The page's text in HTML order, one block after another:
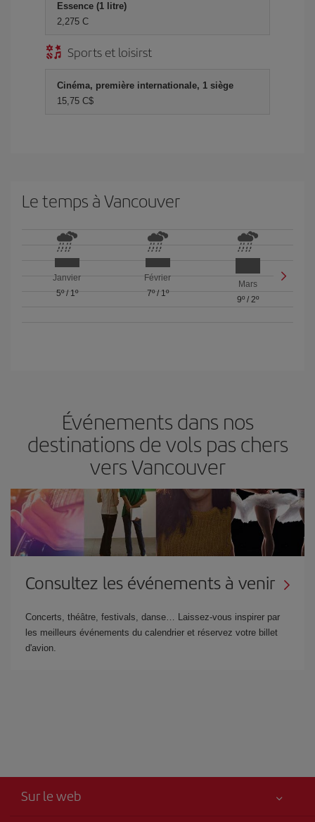
Essence (1 litre)
2,275 C
Sports et loisirst
Cinéma, première internationale, 1 siège
15,75 C$
Le temps à Vancouver
Janvier
5º/ 1º
Février
7º/ 1º
Mars
9º /2º
Événements dans nos
destinations de vols pas chers
vers Vancouver
Consultez les événements à venir
Concerts, théâtre, festivals, danse… Laissez-vous inspirer par
les meilleurs événements du calendrier et réservez votre billet
d'avion.
Sur le web